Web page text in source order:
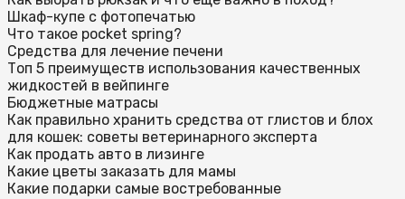
Шкаф-купе с фотопечатью
Что такое pocket spring?
Средства для лечение печени
Топ 5 преимуществ использования качественных
жидкостей в вейпинге
Бюджетные матрасы
Как правильно хранить средства от глистов и блох
для кошек: советы ветеринарного эксперта
Как продать авто в лизинге
Какие цветы заказать для мамы
Какие подарки самые востребованные